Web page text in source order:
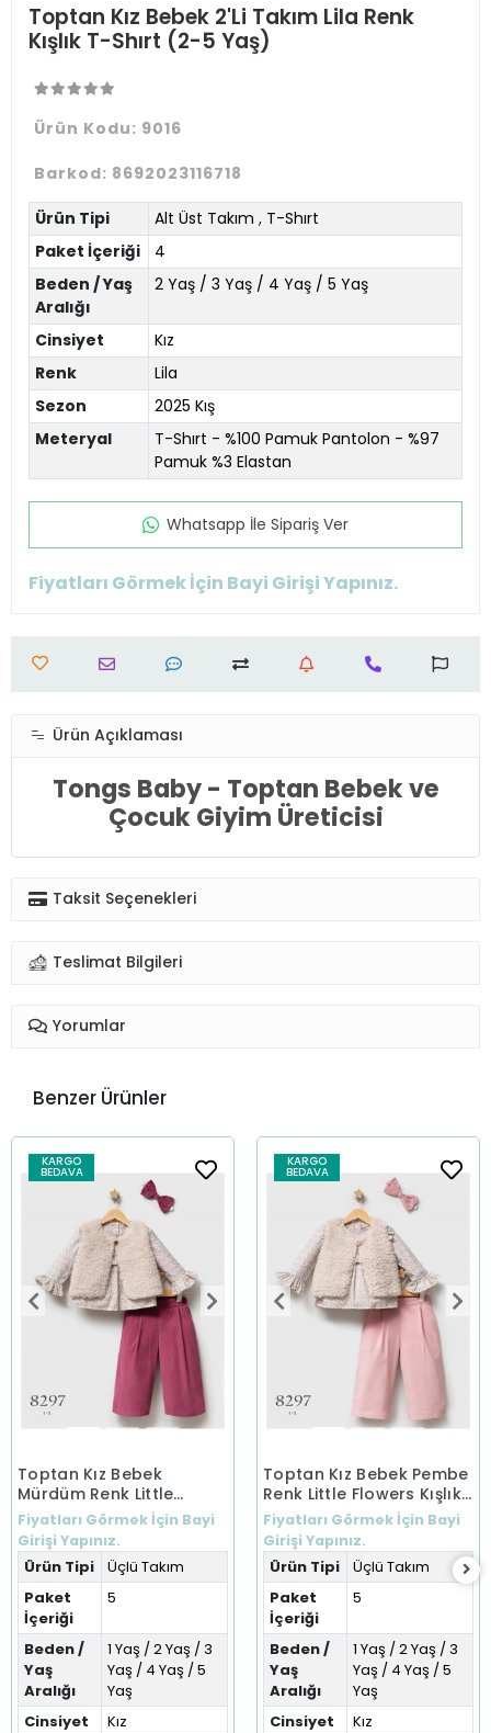
Toptan Kız Bebek 2'Li Takım Lila Renk
Kışlık T-Shırt (2-5 Yaş)
Ürün Kodu: 9016
Barkod: 8692023116718
Ürün Tipi Alt Üst Takım , T-Shırt
Paket İçeriği
4
Beden / Yaş
Aralığı
2 Yaş / 3 Yaş / 4 Yaş / 5 Yaş
Cinsiyet
Kız
Renk
Lila
Sezon
2025 Kış
Meteryal
T-Shırt - %100 Pamuk Pantolon - %97
Pamuk %3 Elastan
Whatsapp İle Sipariş Ver
Fiyatları Görmek İçin Bayi Girişi Yapınız.
Ürün Açıklaması
Tongs Baby - Toptan Bebek ve
Çocuk Giyim Üreticisi
Taksit Seçenekleri
Teslimat Bilgileri
Yorumlar
Benzer Ürünler
KARGO
BEDAVA
Toptan Kız Bebek
Mürdüm Renk Little
Flowers Kışlık Üçlü Takım
(1-5 Yaş)
Fiyatları Görmek İçin Bayi
Girişi Yapınız.
Ürün Tipi
Üçlü Takım
Paket
İçeriği
5
Beden /
Yaş
Aralığı
1 Yaş / 2 Yaş / 3
Yaş / 4 Yaş / 5
Yaş
Cinsiyet
Kız
KARGO
BEDAVA
Toptan Kız Bebek Pembe
Renk Little Flowers Kışlık
Üçlü Takım (1-5 Yaş)
Fiyatları Görmek İçin Bayi
Girişi Yapınız.
Ürün Tipi
Üçlü Takım
Paket
İçeriği
5
Beden /
Yaş
Aralığı
1 Yaş / 2 Yaş / 3
Yaş / 4 Yaş / 5
Yaş
Cinsiyet
Kız